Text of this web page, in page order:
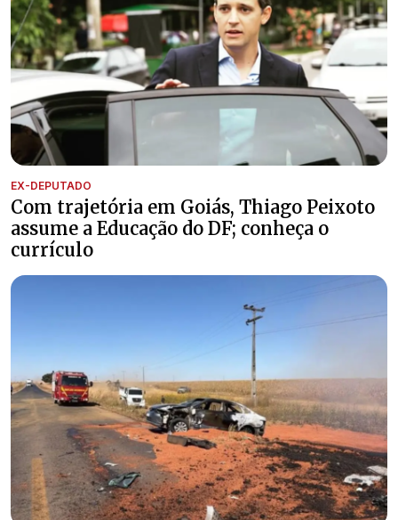
EX-DEPUTADO
Com trajetória em Goiás, Thiago Peixoto
assume a Educação do DF; conheça o
currículo